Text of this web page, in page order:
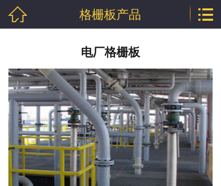
钢格栅板产品
钢格板产品
沟盖板产品
踏步板产品
 格栅板产品 
电厂格栅板